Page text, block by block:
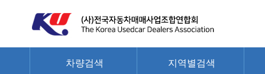
차량검색 지역별검색